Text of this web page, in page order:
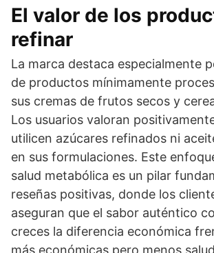
El valor de los
refinar
La marca destaca especialmente
de productos mínimamente
sus cremas de frutos secos y
Los usuarios valoran
utilicen azúcares refinados ni
en sus formulaciones. Este
salud metabólica es un pilar
reseñas positivas, donde los
aseguran que el sabor auténtico
creces la diferencia económica
más económicas pero menos